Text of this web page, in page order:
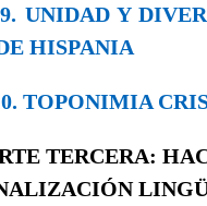
UNIDAD Y
HISPANIA
TOPONIMIA
TERCERA: